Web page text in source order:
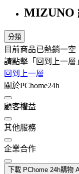
MIZUNO
分類
目前商品已熱銷一空
請點擊「回到上一層
回到上一層
關於PChome24h
顧客權益
其他服務
企業合作
下載 PChome 24h購物